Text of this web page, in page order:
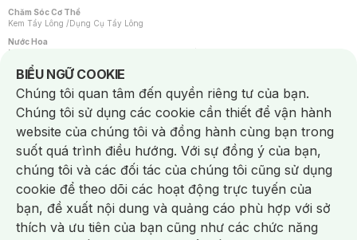
Chăm Sóc Cơ Thể
Kem Tẩy Lông /Dụng Cụ Tẩy Lông
Nước Hoa
Nước Hoa Nữ
Chăm Sóc Cá Nhân
Chống Muỗi /Khẩu Trang /Máy Massage/Mặt Nạ Xông Hơi /Nước Rửa Tay/
Sản Phẩm Chăm Sóc Khác /Bàn Chải Đánh Răng /Bàn Chải Điện/
Hỗ Trợ Trắng Răng/Kem Đánh Răng /Máy Tăm Nước/ Nước Súc Miệng/
Tăm / Chỉ Nha Khoa/ Xịt Thơm Miệng / Dung Dịch Vệ Sinh/Dưỡng Vùng Kín/
Khăn Ướt Vệ Sinh Vùng Kín/Băng Vệ Sinh/Tampon/Bọt Cạo Râu /Dao Cạo Râu/
Máy Cạo Râu
Vấn Đề Về Da
Da Dầu / Lỗ Chân Lông To/ Da Khô / Mất Nước/ Da Lão Hóa/ Da Mụn/
Da Nhạy Cảm / Kích Ứng
Da Xỉn Màu Thâm / Nám / Tàn Nhang
Quầng Thâm & Bọng Mắt /Sẹo /Viêm Da Cơ Địa
Dụng Cụ / Phụ Kiện Chăm Sóc Da
Bông Tẩy Trang
Khăn Lau Mặt Khô Dụng Cụ / Máy Rửa Mặt Máy Chăm Sóc Da
Dụng Cụ Chăm Sóc Khác
BIỂU NGỮ COOKIE
Notice about cookies usage
Chúng tôi quan tâm đến quyền riêng tư của bạn.
Chúng tôi sử dụng các cookie cần thiết để vận hành
website của chúng tôi và đồng hành cùng bạn trong
suốt quá trình điều hướng. Với sự đồng ý của bạn,
chúng tôi và các đối tác của chúng tôi cũng sử dụng
cookie để theo dõi các hoạt động trực tuyến của
bạn, đề xuất nội dung và quảng cáo phù hợp với sở
thích và ưu tiên của bạn cũng như các chức năng